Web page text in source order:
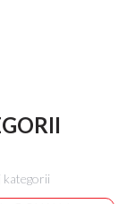
kategorii